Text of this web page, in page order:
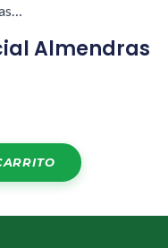
Almendras